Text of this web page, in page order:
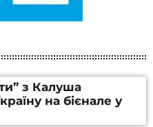
з Калуша
на бієнале у